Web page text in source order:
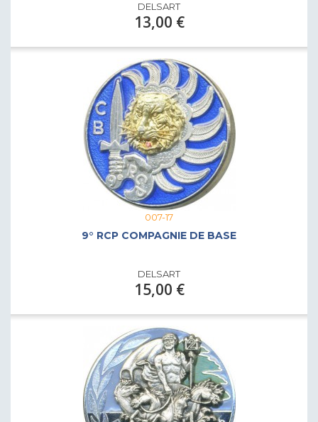
DELSART
13,00 €
007-17
9° RCP COMPAGNIE DE BASE
DELSART
15,00 €